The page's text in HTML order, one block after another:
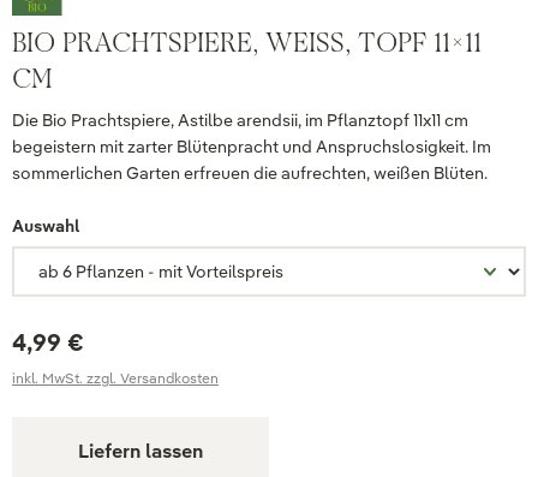
BIO PRACHTSPIERE, WEISS, TOPF 11X11 C
M
Die Bio Prachtspiere, Astilbe arendsii, im Pflanztopf 11x11 cm
begeistern mit zarter Blütenpracht und Anspruchslosigkeit. Im
sommerlichen Garten erfreuen die aufrechten, weißen Blüten.
Auswahl
4,99 €
inkl. MwSt. zzgl. Versandkosten
Liefern lassen